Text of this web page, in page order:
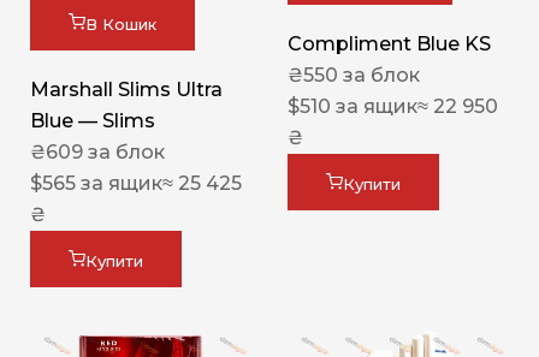
В Кошик
Marshall Slims Ultra
Blue — Slims
₴609 за блок
$565 за ящик≈ 25 425
₴
Купити
Compliment Blue KS
₴550 за блок
$510 за ящик≈ 22 950
₴
Купити